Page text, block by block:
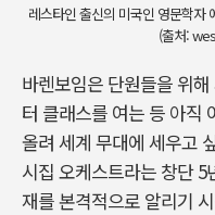
레스타인 출신의 미국인 영문학자
(출처:
바렌보임은 단원들을 위
터 클래스를 여는 등 아직
올려 세계 무대에 세우고
시집 오케스트라는 창단
재를 본격적으로 알리기